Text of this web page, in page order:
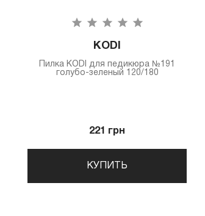
KODI
Пилка КODI для педикюра №191
голубо-зеленый 120/180
221 грн
КУПИТЬ